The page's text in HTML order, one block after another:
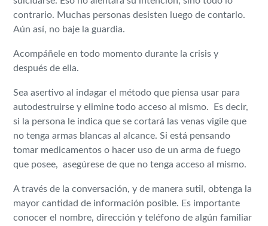
contrario. Muchas personas desisten luego de contarlo.
Aún así, no baje la guardia.
Acompáñele en todo momento durante la crisis y
después de ella.
Sea asertivo al indagar el método que piensa usar para
autodestruirse y elimine todo acceso al mismo. Es decir,
si la persona le indica que se cortará las venas vigile que
no tenga armas blancas al alcance. Si está pensando
tomar medicamentos o hacer uso de un arma de fuego
que posee, asegúrese de que no tenga acceso al mismo.
A través de la conversación, y de manera sutil, obtenga la
mayor cantidad de información posible. Es importante
conocer el nombre, dirección y teléfono de algún familiar